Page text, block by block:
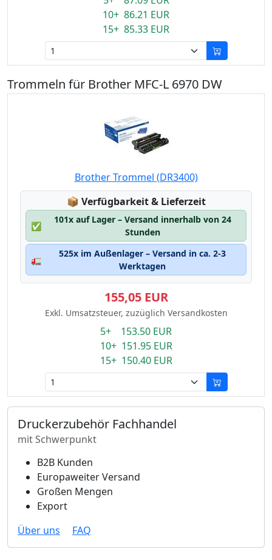
10+ 86.21 EUR
15+ 85.33 EUR
Trommeln für Brother MFC-L 6970 DW
Brother Trommel (DR3400)
📦 Lagerstatus:
Verfügbarkeit & Lieferzeit
✅
101x auf Lager – Versand innerhalb von 24
Stunden
🚛
525x im Außenlager – Versand in ca. 2-3
Werktagen
155,05 EUR
Exkl. Umsatzsteuer, zuzüglich Versandkosten
5+ 153.50 EUR
10+ 151.95 EUR
15+ 150.40 EUR
Druckerzubehör Fachhandel
mit Schwerpunkt
B2B Kunden
Europaweiter Versand
Großen Mengen
Export
Über uns
FAQ